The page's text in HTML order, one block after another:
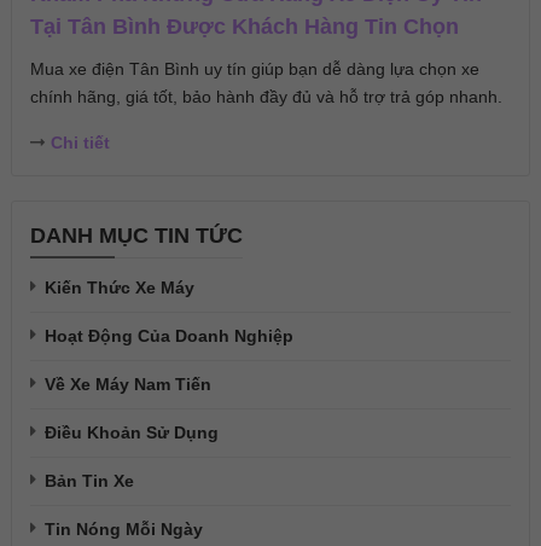
Tại Tân Bình Được Khách Hàng Tin Chọn
Mua xe điện Tân Bình uy tín giúp bạn dễ dàng lựa chọn xe
chính hãng, giá tốt, bảo hành đầy đủ và hỗ trợ trả góp nhanh.
Chi tiết
DANH MỤC TIN TỨC
Kiến Thức Xe Máy
Hoạt Động Của Doanh Nghiệp
Về Xe Máy Nam Tiến
Điều Khoản Sử Dụng
Bản Tin Xe
Tin Nóng Mỗi Ngày